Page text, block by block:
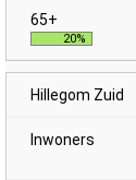
20%
Hillegom Zuid